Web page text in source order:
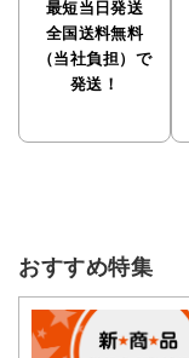
最短当日発送
全国送料無料
（当社負担）で
発送！
おすすめ特集